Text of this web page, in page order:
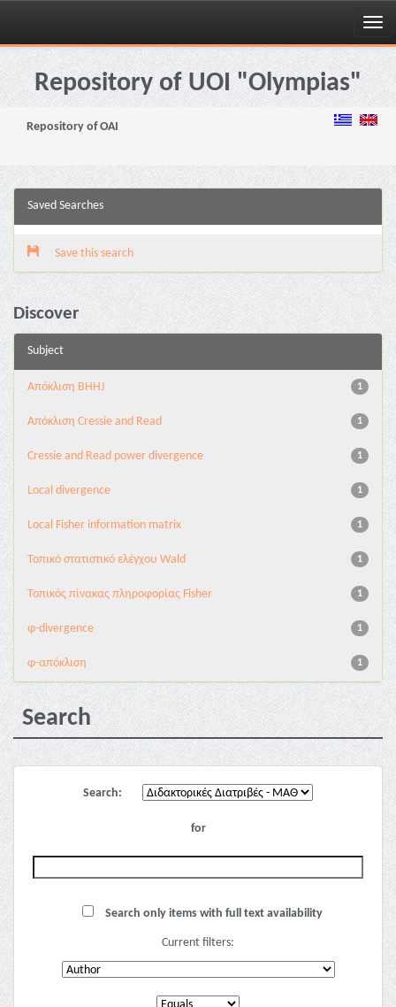
Skip
navigationRepository of UOI "Olympias"
Repository of OAI
Saved Searches
Save this search
Discover
Subject
1
Aπόκλιση BHHJ
1
Aπόκλιση Cressie and Read
1
Cressie and Read power divergence
1
Local divergence
1
Local Fisher information matrix
1
Τοπικό στατιστικό ελέγχου Wald
1
Τοπικός πίνακας πληροφορίας Fisher
1
φ-divergence
1
φ-απόκλιση
Search
Search:
for
Search only items with full text availability
Current filters: